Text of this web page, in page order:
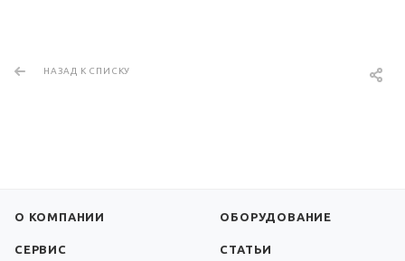
НАЗАД К СПИСКУ
О КОМПАНИИ ОБОРУДОВАНИЕ
СЕРВИС СТАТЬИ